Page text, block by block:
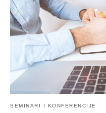
SEMINARI I KONFERENCIJE